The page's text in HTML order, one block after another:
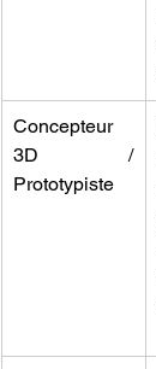
Concepteur
3D /
Prototypiste